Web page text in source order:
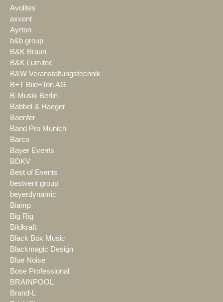
Avolites
axxent
Ayrton
b&b group
B&K Braun
B&K Lumitec
B&W Veranstaltungstechnik
B+T Bild+Ton AG
B-Musik Berlin
Babbel & Haeger
Baenfer
Band Pro Munich
Barco
Bayer Events
BDKV
Best of Events
bestvent group
beyerdynamic
Biamp
Big Rig
Bildkraft
Black Box Music
Blackmagic Design
Blue Noise
Bose Professional
BRAINPOOL
Brand-L